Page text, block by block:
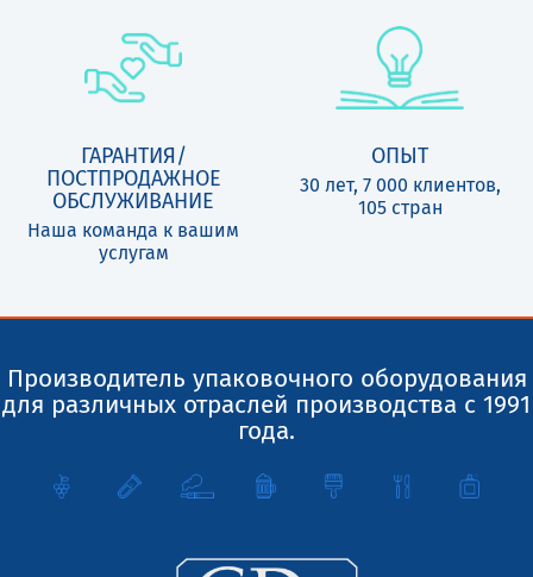
ГАРАНТИЯ/
ПОСТПРОДАЖНОЕ
ОБСЛУЖИВАНИЕ
Наша команда к вашим
услугам
ОПЫТ
30 лет, 7 000 клиентов,
105 стран
Производитель упаковочного оборудования
для различных отраслей производства с 1991
года.